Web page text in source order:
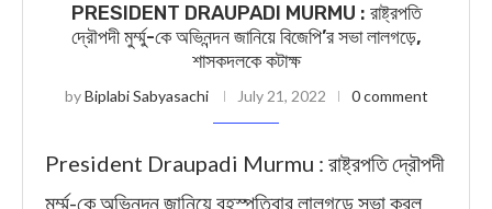
PRESIDENT DRAUPADI MURMU : রাষ্ট্রপতি
দ্রৌপদী মুর্ম্মু-কে অভিনন্দন জানিয়ে বিজেপি’র সভা লালগড়ে,
শাসকদলকে কটাক্ষ
byBiplabi Sabyasachi July 21, 2022 0 comment
President Draupadi Murmu : রাষ্ট্রপতি দ্রৌপদী
মুর্ম্মু-কে অভিনন্দন জানিয়ে বৃহস্পতিবার লালগড়ে সভা করল